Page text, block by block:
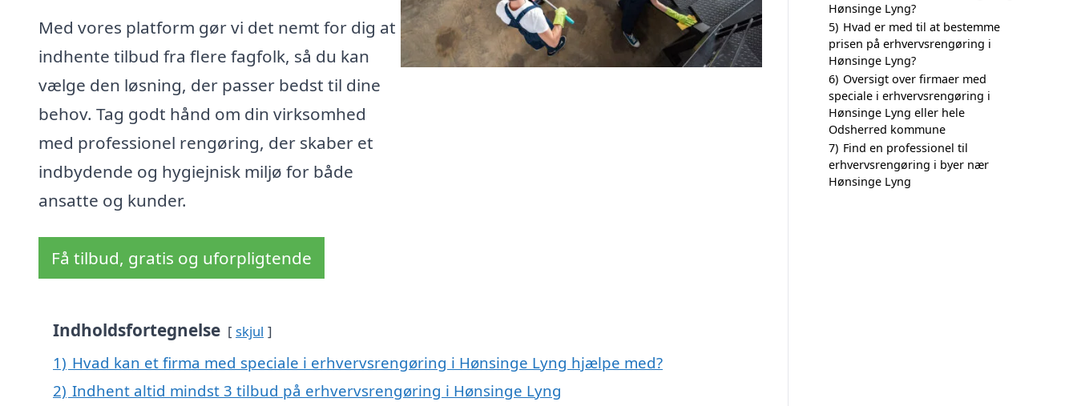
Med vores platform gør vi det nemt for dig at
indhente tilbud fra flere fagfolk, så du kan
vælge den løsning, der passer bedst til dine
behov. Tag godt hånd om din virksomhed
med professionel rengøring, der skaber et
indbydende og hygiejnisk miljø for både
ansatte og kunder.
Få tilbud, gratis og uforpligtende
Indholdsfortegnelse skjul
1) Hvad kan et firma med speciale i erhvervsrengøring i Hønsinge Lyng hjælpe med?
2) Indhent altid mindst 3 tilbud på erhvervsrengøring i Hønsinge Lyng
Hønsinge Lyng?
5) Hvad er med til at bestemme
prisen på erhvervsrengøring i
Hønsinge Lyng?
6) Oversigt over firmaer med
speciale i erhvervsrengøring i
Hønsinge Lyng eller hele
Odsherred kommune
7) Find en professionel til
erhvervsrengøring i byer nær
Hønsinge Lyng